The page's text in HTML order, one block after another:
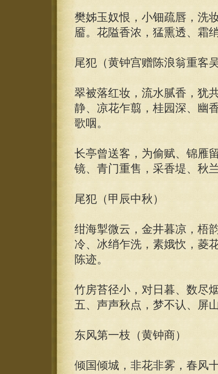
樊姊玉奴恨，小钿疏唇，洗
靥。花隘香浓，猛熏透、霜
尾犯（黄钟宫赠陈浪翁重客
翠被落红妆，流水腻香，犹
静、凉花乍翦，桂园深、幽
歌咽。
长亭曾送客，为偷赋、锦雁
镜、青门重售，采香堤、秋
尾犯（甲辰中秋）
绀海掣微云，金井暮凉，梧
冷、冰绡乍洗，素娥忺，菱
陈迹。
竹房苔径小，对日暮、数尽
五、声声秋点，梦不认、屏
东风第一枝（黄钟商）
倾国倾城，非花非雾，春风